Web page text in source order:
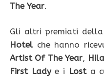
The Year.
Gli altri premiati
Hotelche hanno
Artist Of The Year,
First Ladye i Losta